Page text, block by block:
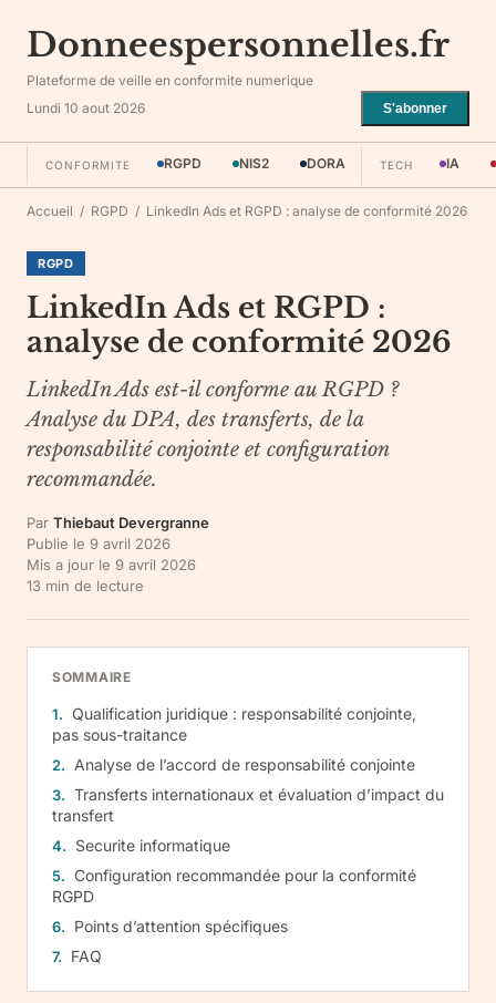
Donneespersonnelles.fr
Plateforme de veille en conformite numerique
Lundi 10 aout 2026
S'abonner
CONFORMITE RGPD NIS2 DORA TECH IA
Accueil / RGPD / LinkedIn Ads et RGPD : analyse de conformité 2026
RGPD
LinkedIn Ads et RGPD :
analyse de conformité 2026
LinkedIn Ads est-il conforme au RGPD ?
Analyse du DPA, des transferts, de la
responsabilité conjointe et configuration
recommandée.
Par Thiebaut Devergranne
Publie le 9 avril 2026
Mis a jour le 9 avril 2026
13 min de lecture
SOMMAIRE
Qualification juridique : responsabilité conjointe,
pas sous-traitance
Analyse de l’accord de responsabilité conjointe
Transferts internationaux et évaluation d’impact du
transfert
Securite informatique
Configuration recommandée pour la conformité
RGPD
Points d’attention spécifiques
FAQ